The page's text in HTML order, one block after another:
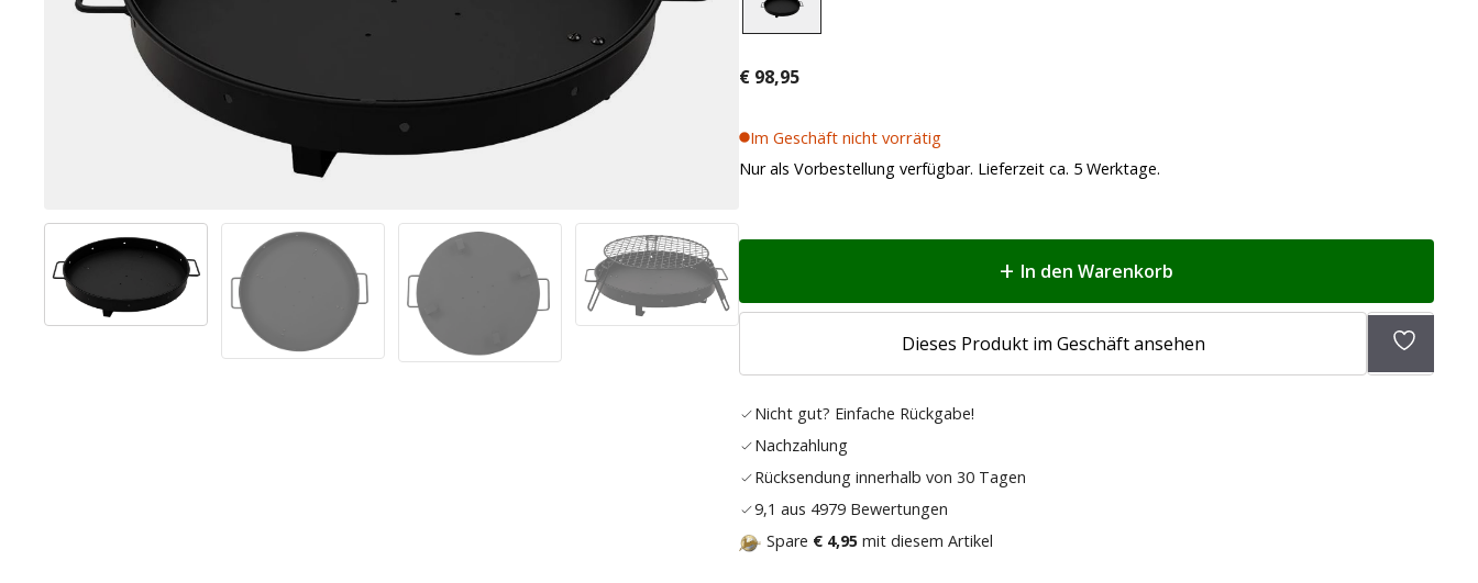
€ 98,95
Im Geschäft nicht vorrätig
Nur als Vorbestellung verfügbar. Lieferzeit ca. 5 Werktage.
In den Warenkorb
Dieses Produkt im Geschäft ansehen
Zur
Nicht gut? Einfache Rückgabe!
Nachzahlung
Rücksendung innerhalb von 30 Tagen
9,1 aus 4979 Bewertungen
Spare € 4,95 mit diesem Artikel